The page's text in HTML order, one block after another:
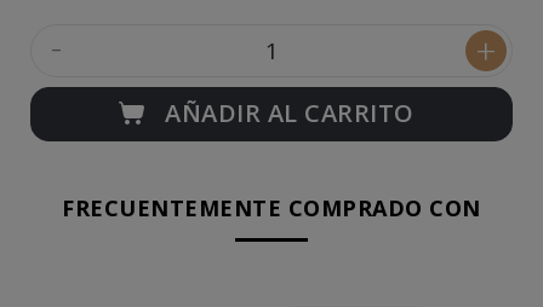
- +
AÑADIR AL CARRITO
FRECUENTEMENTE COMPRADO CON